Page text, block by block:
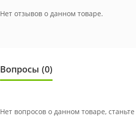
Нет отзывов о данном товаре.
Вопросы (0)
Нет вопросов о данном товаре,